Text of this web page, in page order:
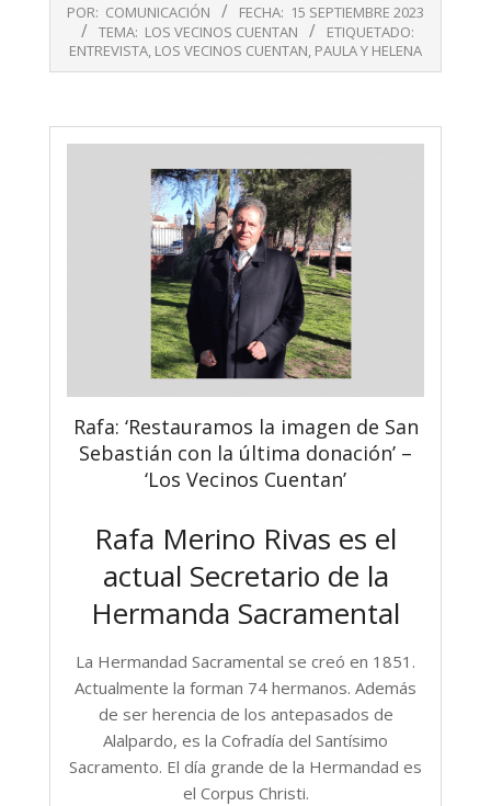
09-
POR: COMUNICACIÓN FECHA: 15 SEPTIEMBRE 2023
TEMA: LOS VECINOS CUENTAN
ETIQUETADO:
ENTREVISTA, LOS VECINOS CUENTAN, PAULA Y HELENA
Rafa: ‘Restauramos la imagen de San
Sebastián con la última donación’ –
‘Los Vecinos Cuentan’
Rafa Merino Rivas es el
actual Secretario de la
Hermanda Sacramental
La Hermandad Sacramental se creó en 1851.
Actualmente la forman 74 hermanos. Además
de ser herencia de los antepasados de
Alalpardo, es la Cofradía del Santísimo
Sacramento. El día grande de la Hermandad es
el Corpus Christi.